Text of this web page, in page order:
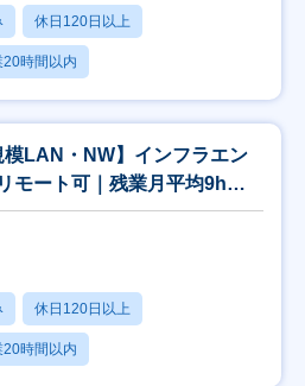
休日120日以上
20時間以内
模LAN・NW】インフラエン
モート可｜残業月平均9h｜
休日120日以上
20時間以内